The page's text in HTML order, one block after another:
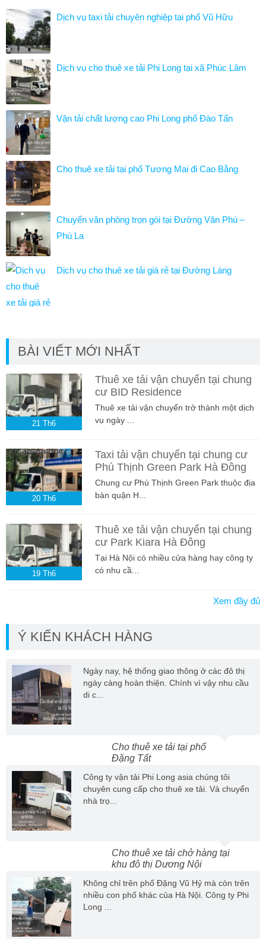
Dịch vụ taxi tải chuyên nghiệp tại phố Vũ Hữu
Dịch vụ cho thuê xe tải Phi Long tại xã Phúc Lâm
Vận tải chất lượng cao Phi Long phố Đào Tấn
Cho thuê xe tải tại phố Tương Mai đi Cao Bằng
Chuyển văn phòng trọn gói tại Đường Văn Phú –
Phú La
Dịch vụ cho thuê xe tải giá rẻ tại Đường Láng
BÀI VIẾT MỚI NHẤT
21 Th6
Thuê xe tải vận chuyển tại chung
cư BID Residence
Thuê xe tải vận chuyển trở thành một dịch
vụ ngày ...
20 Th6
Taxi tải vận chuyển tại chung cư
Phú Thịnh Green Park Hà Đông
Chung cư Phú Thịnh Green Park thuộc địa
bàn quận H...
19 Th6
Thuê xe tải vận chuyển tại chung
cư Park Kiara Hà Đông
Tại Hà Nội có nhiều cửa hàng hay công ty
có nhu cầ...
Xem đầy đủ
Ý KIẾN KHÁCH HÀNG
Ngày nay, hệ thống giao thông ở các đô thị
ngày càng hoàn thiện. Chính vì vậy nhu cầu
di c...
Cho thuê xe tải tại phố
Đặng Tất
Công ty vận tải Phi Long asia chúng tôi
chuyên cung cấp cho thuê xe tải. Và chuyển
nhà trọ...
Cho thuê xe tải chở hàng tại
khu đô thị Dương Nội
Không chỉ trên phố Đặng Vũ Hỷ mà còn trên
nhiều con phố khác của Hà Nội. Công ty Phi
Long ...